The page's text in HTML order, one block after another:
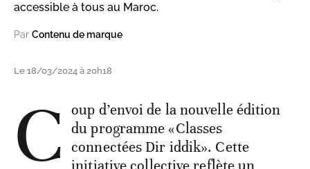
accessible à tous au Maroc.
Par Contenu de marque
Le 18/03/2024 à 20h18
C oup d’envoi de la nouvelle édition
du programme «Classes
connectées Dir iddik». Cette